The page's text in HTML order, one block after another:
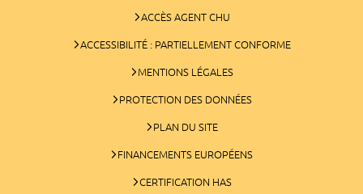
ACCÈS AGENT CHU
ACCESSIBILITÉ : PARTIELLEMENT CONFORME
MENTIONS LÉGALES
PROTECTION DES DONNÉES
PLAN DU SITE
FINANCEMENTS EUROPÉENS
CERTIFICATION HAS